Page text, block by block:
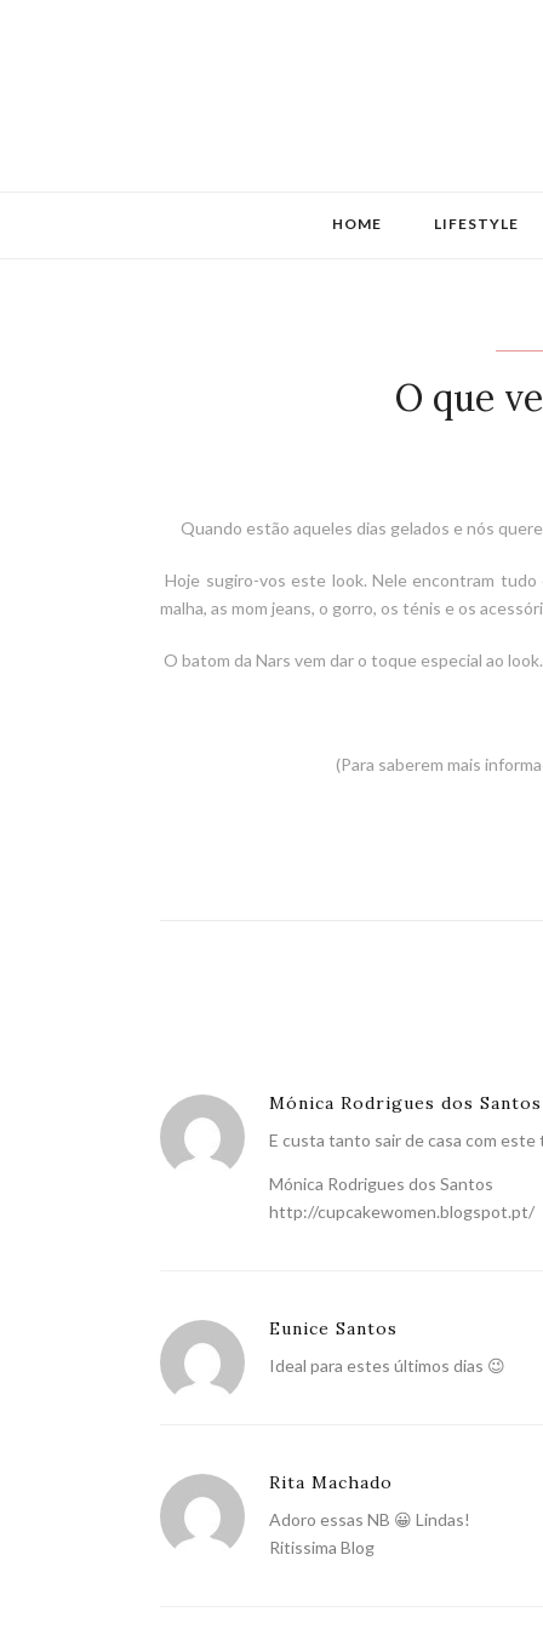
HOME LIFESTYLE
O que
Quando estão aqueles dias gelados e nós
Hoje sugiro-vos este look. Nele encontram tudo
malha, as mom jeans, o gorro, os ténis e os
O batom da Nars vem dar o toque especial ao look.
(Para saberem mais
Mónica Rodrigues dos Santos
E custa tanto sair de casa com
Mónica Rodrigues dos Santos
http://cupcakewomen.blogspot.pt/
Eunice Santos
Ideal para estes últimos dias 😉
Rita Machado
Adoro essas NB 😀 Lindas!
Ritissima Blog